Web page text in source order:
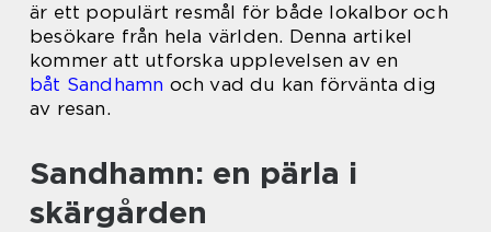
är ett populärt resmål för både lokalbor och
besökare från hela världen. Denna artikel
kommer att utforska upplevelsen av en
båt Sandhamn och vad du kan förvänta dig
av resan.
Sandhamn: en pärla i
skärgården